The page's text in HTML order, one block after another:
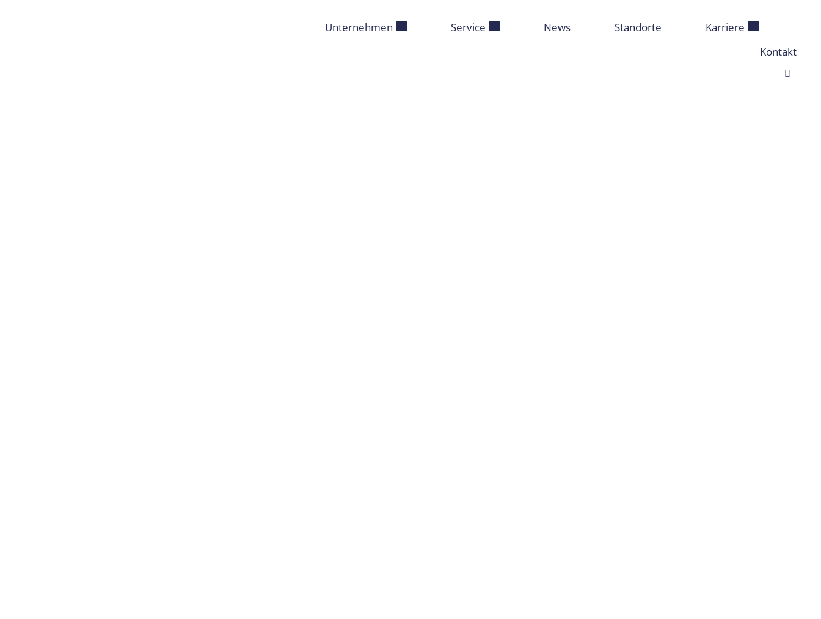
Unternehmen Service News Standorte
Karriere
Kontakt